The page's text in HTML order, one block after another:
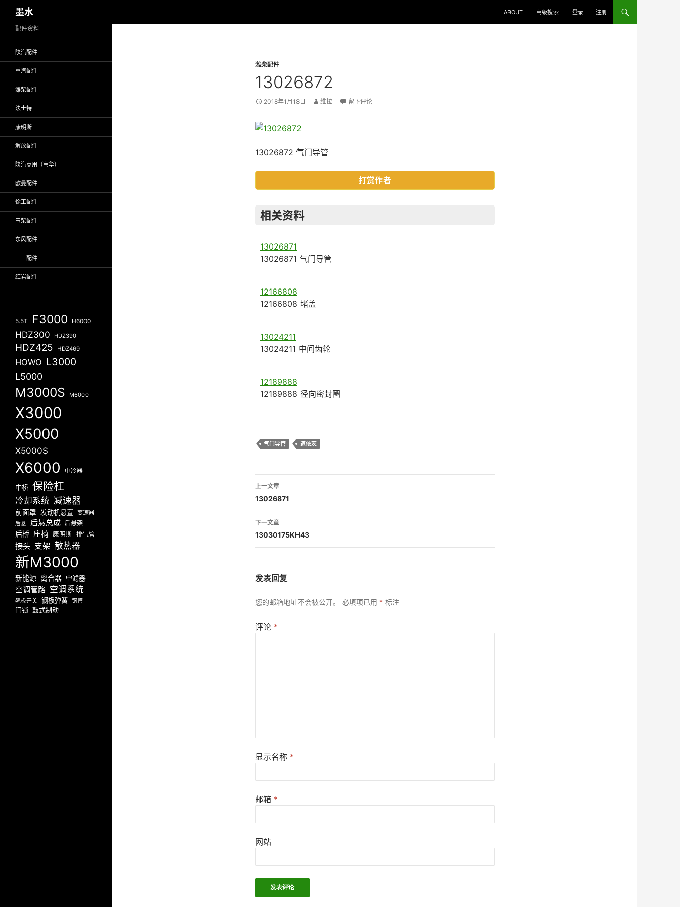
至
墨水 ABOUT 高级搜索 登录 注册
潍柴配件
13026872
2018年1月18日 维拉 留下评论
13026872 气门导管
打赏作者
相关资料
13026871
13026871 气门导管
12166808
12166808 堵盖
13024211
13024211 中间齿轮
12189888
12189888 径向密封圈
气门导管 道依茨
文
章
导
航
上一文章
13026871
下一文章
13030175KH43
发表回复
您的邮箱地址不会被公开。 必填项已用 * 标注
评论 *
显示名称 *
邮箱 *
网站
配件资料
陕汽配件
重汽配件
潍柴配件
法士特
康明斯
解放配件
陕汽商用（宝华）
欧曼配件
徐工配件
玉柴配件
东风配件
三一配件
红岩配件
5.5T F3000 H6000
HDZ300 HDZ390
HDZ425 HDZ469
HOWO L3000
L5000
M3000S M6000
X3000
X5000
X5000S
X6000 中冷器
中桥 保险杠
冷却系统 减速器
前面罩 发动机悬置 变速器
后悬 后悬总成 后悬架
后桥 座椅 康明斯 排气管
接头 支架 散热器
新M3000
新能源 离合器 空滤器
空调管路 空调系统
翘板开关 钢板弹簧 钢管
门锁 鼓式制动